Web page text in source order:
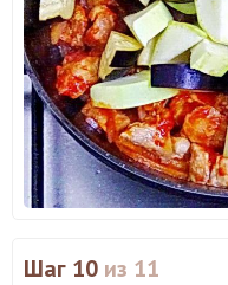
Шаг 10 из 11